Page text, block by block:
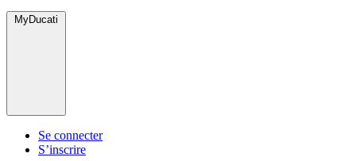
MyDucati
Se connecter
S’inscrire